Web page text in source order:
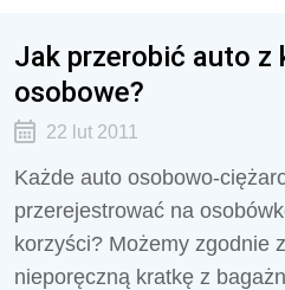
Jak przerobić auto z
osobowe?
22 lut 2011
Każde auto osobowo-
przerejestrować na
korzyści? Możemy zgodnie
nieporęczną kratkę z